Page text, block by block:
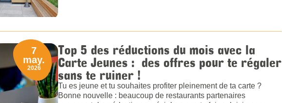
Top 5 des réductions du mois avec la
Carte Jeunes : des offres pour te régaler
sans te ruiner !
Tu es jeune et tu souhaites profiter pleinement de ta carte ?
Bonne nouvelle : beaucoup de restaurants partenaires
7
may.
2026